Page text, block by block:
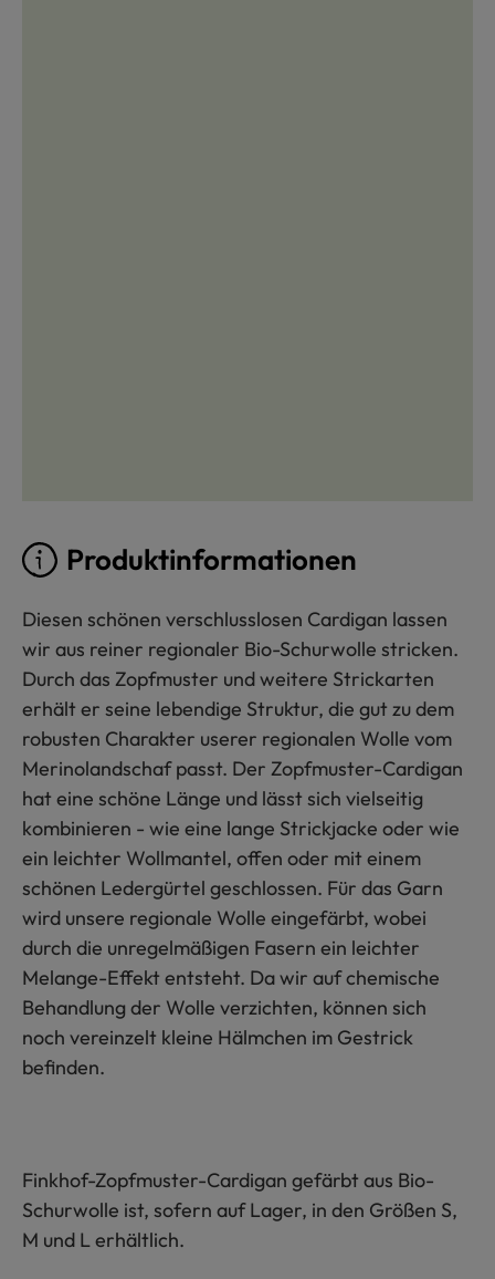
Produktinformationen
Diesen schönen verschlusslosen Cardigan lassen
wir aus reiner regionaler Bio-Schurwolle stricken.
Durch das Zopfmuster und weitere Strickarten
erhält er seine lebendige Struktur, die gut zu dem
robusten Charakter userer regionalen Wolle vom
Merinolandschaf passt. Der Zopfmuster-Cardigan
hat eine schöne Länge und lässt sich vielseitig
kombinieren - wie eine lange Strickjacke oder wie
ein leichter Wollmantel, offen oder mit einem
schönen Ledergürtel geschlossen. Für das Garn
wird unsere regionale Wolle eingefärbt, wobei
durch die unregelmäßigen Fasern ein leichter
Melange-Effekt entsteht. Da wir auf chemische
Behandlung der Wolle verzichten, können sich
noch vereinzelt kleine Hälmchen im Gestrick
befinden.
Finkhof-Zopfmuster-Cardigan gefärbt aus Bio-
Schurwolle ist, sofern auf Lager, in den Größen S,
M und L erhältlich.